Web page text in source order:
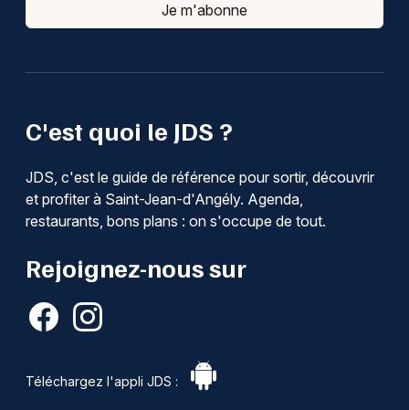
C'est quoi le JDS ?
JDS, c'est le guide de référence pour sortir, découvrir
et profiter à Saint-Jean-d'Angély. Agenda,
restaurants, bons plans : on s'occupe de tout.
Rejoignez-nous sur
Téléchargez l'appli JDS :
Je m'abonne